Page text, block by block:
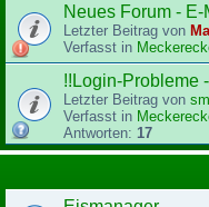
Neues Forum -
Letzter Beitrag von
Verfasst in
!!Login-Probleme
Letzter Beitrag von
Verfasst in
Antworten: 17